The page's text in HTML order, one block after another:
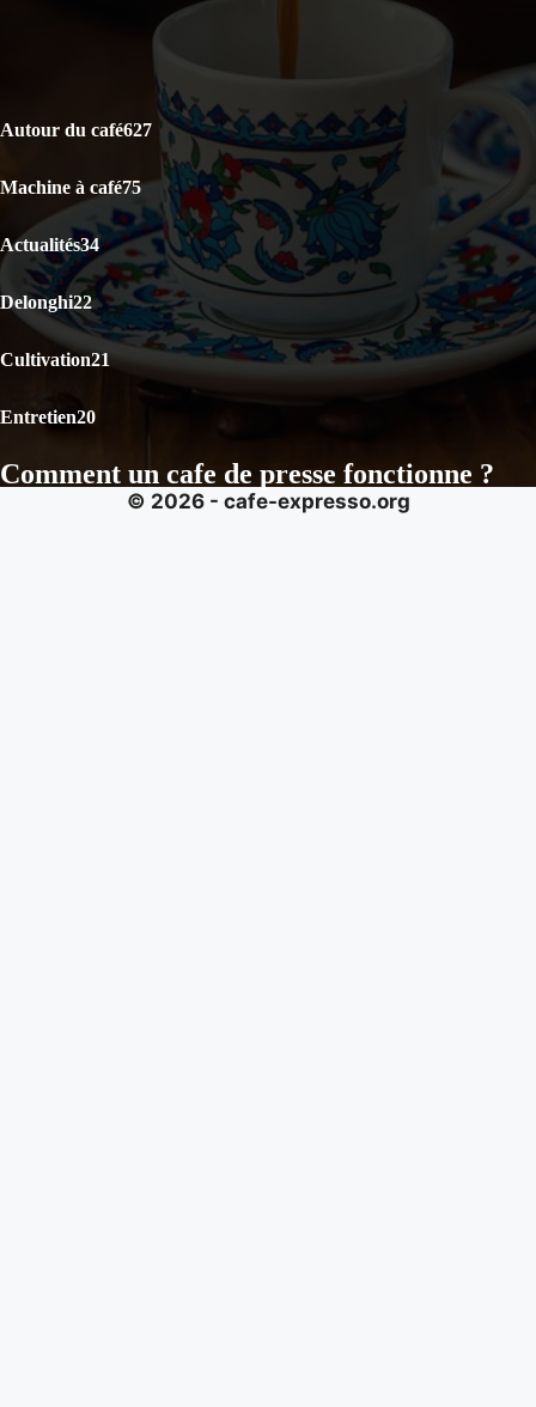
Comment un cafe de presse fonctionne ?
KRUPS Evidence Eco Design EA897B10 : Test Avis
CATÉGORIES POPULAIRES
Autour du café627
Machine à café75
Actualités34
Delonghi22
Cultivation21
Entretien20
© 2026 - cafe-expresso.org